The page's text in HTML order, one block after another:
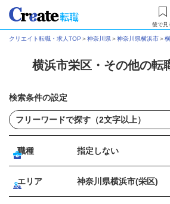
後で見
クリエイト転職・求人TOP ＞神奈川県＞神奈川県横浜市＞
横浜市栄区・その他の転
検索条件の設定
職種 指定しない
エリア 神奈川県横浜市(栄区)